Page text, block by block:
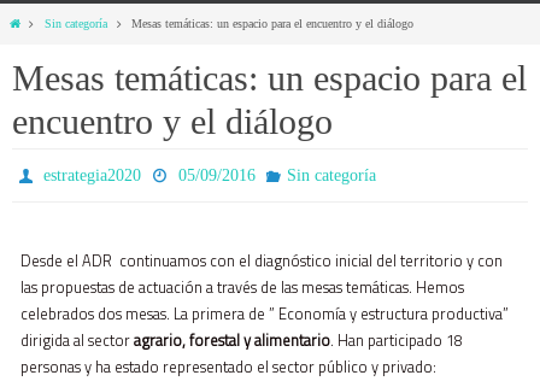
InicioSin categoría Mesas temáticas: un espacio para el encuentro y el diálogo
Mesas temáticas: un espacio para el
encuentro y el diálogo
estrategia2020 05/09/2016 Sin categoría
Desde el ADR continuamos con el diagnóstico inicial del territorio y con
las propuestas de actuación a través de las mesas temáticas. Hemos
celebrados dos mesas. La primera de ” Economía y estructura productiva”
dirigida al sectoragrario, forestal y alimentario. Han participado 18
personas y ha estado representado el sector público y privado: